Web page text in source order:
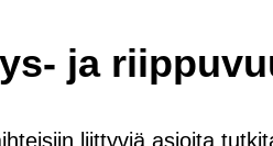
ja
liittyviä asioita